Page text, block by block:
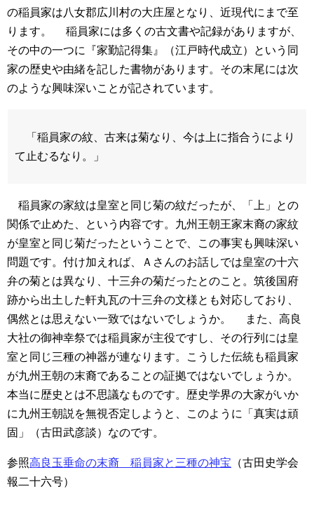
の稲員家は八女郡広川村の大庄屋となり、近現代にまで至
ります。
稲員家には多くの古文書や記録がありますが、
その中の一つに『家勤記得集』（江戸時代成立）という同
家の歴史や由緒を記した書物があります。その末尾には次
のような興味深いことが記されています。
「稲員家の紋、古来は菊なり、今は上に指合うにより
て止むるなり。」
稲員家の家紋は皇室と同じ菊の紋だったが、「上」との
関係で止めた、という内容です。九州王朝王家末裔の家紋
が皇室と同じ菊だったということで、この事実も興味深い
問題です。付け加えれば、Ａさんのお話しでは皇室の十六
弁の菊とは異なり、十三弁の菊だったとのこと。筑後国府
跡から出土した軒丸瓦の十三弁の文様とも対応しており、
偶然とは思えない一致ではないでしょうか。
また、高良
大社の御神幸祭では稲員家が主役ですし、その行列には皇
室と同じ三種の神器が連なります。こうした伝統も稲員家
が九州王朝の末裔であることの証拠ではないでしょうか。
本当に歴史とは不思議なものです。歴史学界の大家がいか
に九州王朝説を無視否定しようと、このように「真実は頑
固」（古田武彦談）なのです。
参照高良玉垂命の末裔 稲員家と三種の神宝 （古田史学会
報二十六号）